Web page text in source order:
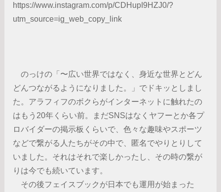
https://www.instagram.com/p/CDHupI9HZJ0/?
utm_source=ig_web_copy_link
のっけの「〜広い世界ではなく、身近な世界とどん
どんつながるようになりました。」でドキッとしまし
た。アラフィフのボクらがインターネットに触れたの
はもう20年くらい前。まだSNSはなくヤフーとか各プ
ロバイダーの掲示板くらいで、色々な趣味やスポーツ
などで繋がる人たちがその中で、匿名でやりとりして
いました。それはそれで楽しかったし、その時の繋が
りは今でも続いています。
その後フェイスブックが日本でも運用が始まった